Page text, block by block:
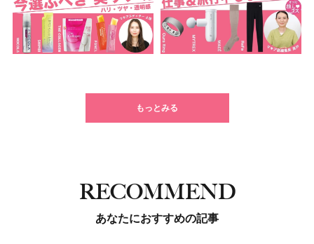
もっとみる
RECOMMEND
あなたにおすすめの記事